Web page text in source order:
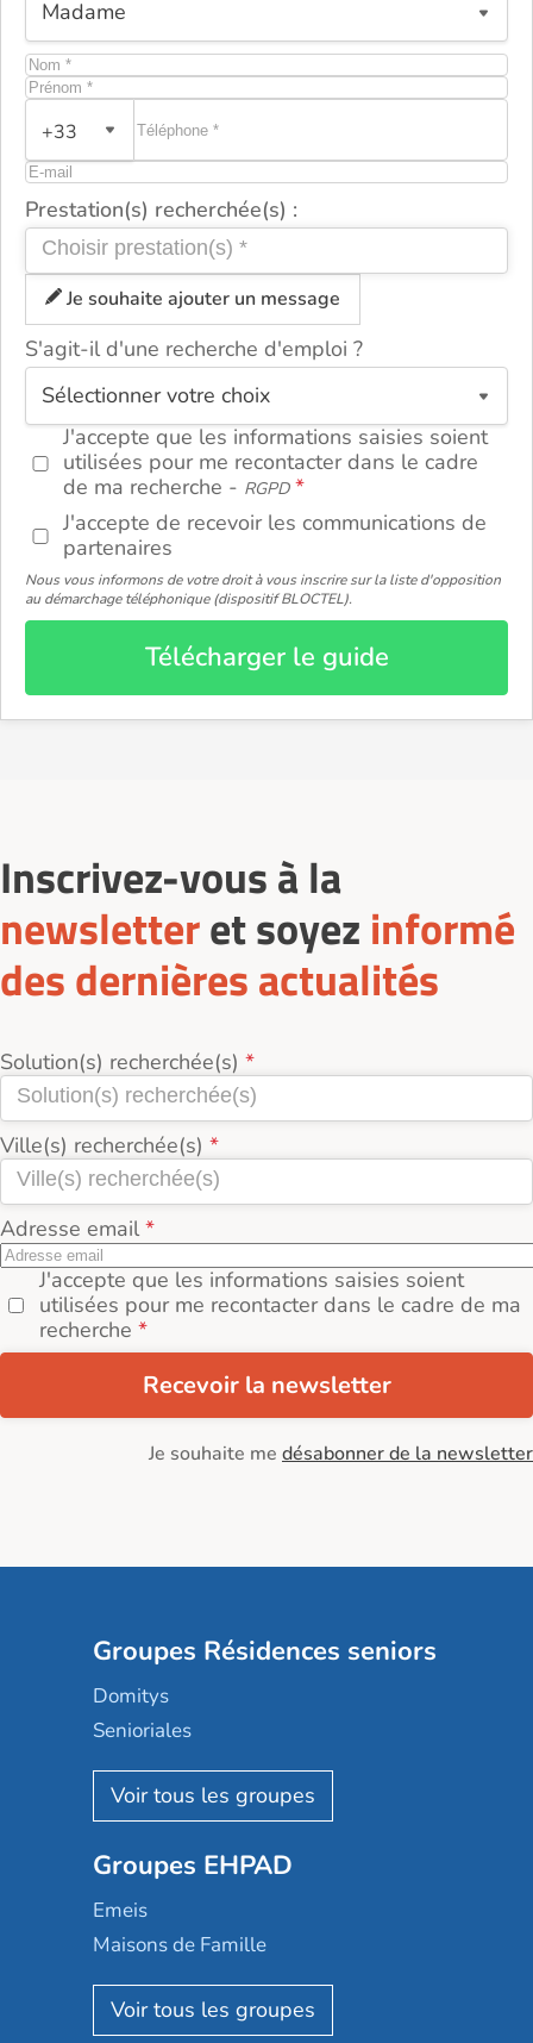
+33
Prestation(s) recherchée(s) :
Je souhaite ajouter un message
S'agit-il d'une recherche d'emploi ?
J'accepte que les informations saisies soient
utilisées pour me recontacter dans le cadre
de ma recherche - RGPD
J'accepte de recevoir les communications de
partenaires
Nous vous informons de votre droit à vous inscrire sur la liste d'opposition
au démarchage téléphonique (dispositif BLOCTEL).
Télécharger le guide
ou
Inscrivez-vous à la
newsletteret soyez informé
des dernières actualités
Solution(s) recherchée(s)
Ville(s) recherchée(s)
Adresse email
J'accepte que les informations saisies soient
utilisées pour me recontacter dans le cadre de ma
recherche
Recevoir la newsletter
Je souhaite me désabonner de la newsletter
Groupes Résidences seniors
Domitys
Senioriales
Nohée
Les Résidentiels
Mobicap
Domusvi
Happy Senior
Aquarelia
Groupes EHPAD
Emeis
Maisons de Famille
Korian
Emera